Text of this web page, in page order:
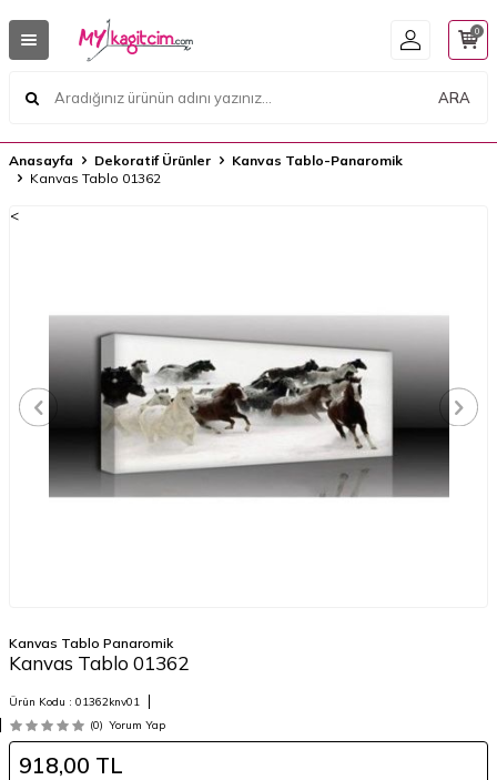
ARA
0
Anasayfa Dekoratif Ürünler
Kanvas Tablo-Panaromik
Kanvas Tablo 01362
<
Kanvas Tablo Panaromik
Kanvas Tablo 01362
Ürün Kodu : 01362knv01
(0) Yorum Yap
918,00 TL